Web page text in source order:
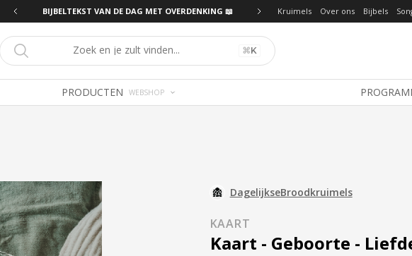
BIJBELTEKST VAN DE DAG MET OVERDENKING 📖 Kruimels Over ons Bijbels
⌘K
PRODUCTEN WEBSHOP
DagelijkseBroodkruimels
KAART
Kaart - Geboorte -